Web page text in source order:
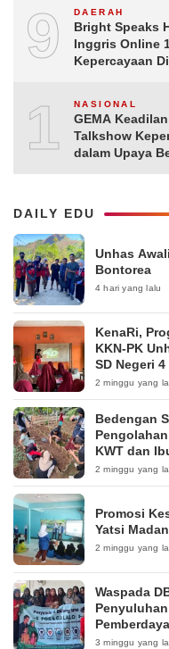
9 DAERAH
Bright Speaks
Inggris Online
Kepercayaan
10NASIONAL
GEMA
Talkshow
dalam Upaya
DAILY EDU
Unhas
Bontorea
4 hari yang lalu
KenaRi,
KKN-PK
SD Negeri
2 minggu yang
Bedengan
KWT dan
Pakintelan
2 minggu yang
Promosi
Yatsi
2 minggu yang
Waspada
Surabaya
3 minggu yang